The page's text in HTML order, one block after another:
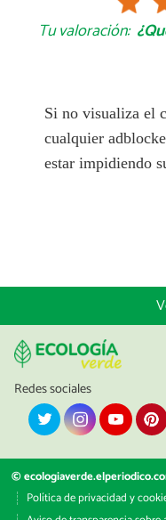
Tu valoración:
Si no visualiza el
cualquier
estar impidiendo
Redes sociales
©
Política de privacidad y